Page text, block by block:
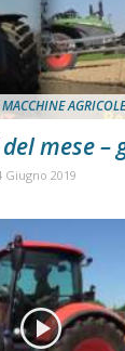
AGRICOLE
mese –
Giugno 2019